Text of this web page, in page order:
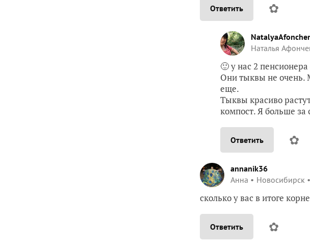
Ответить ✿
Наталья
🙂 у нас 2
Они тыквы не очень.
еще.
Тыквы красиво
компост. Я больше
Ответить ✿
annanik36
Анна
Новосибирск
сколько у вас в итоге
Ответить ✿